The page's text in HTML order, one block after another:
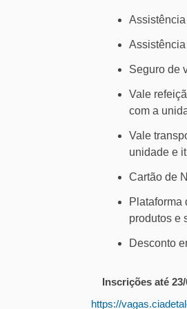
Seguro de
Vale
com a
Vale
unidade e
Cartão de
Plataforma
produtos e
Desconto
Inscrições até 23/
https://